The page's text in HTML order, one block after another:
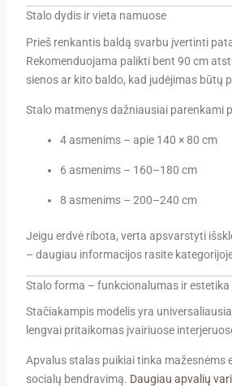
Stalo dydis ir vieta namuose
Prieš renkantis baldą svarbu įvertinti
Rekomenduojama palikti bent 90 cm
sienos ar kito baldo, kad judėjimas būtų
Stalo matmenys dažniausiai parenkami
4 asmenims – apie 140 × 80 cm
6 asmenims – 160–180 cm
8 asmenims – 200–240 cm
Jeigu erdvė ribota, verta apsvarstyti
– daugiau informacijos rasite
Stalo forma – funkcionalumas ir estetika
Stačiakampis modelis yra
lengvai pritaikomas įvairiuose
Apvalus stalas puikiai tinka mažesnėms
socialų bendravimą. Daugiau apvalių